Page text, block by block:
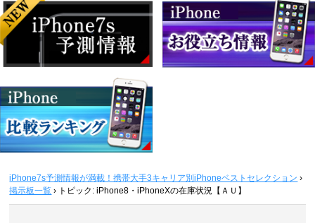
iPhone7s予測情報が満載！携帯大手3キャリア別iPhoneベストセレクション ›
掲示板一覧 › トピック: iPhone8・iPhoneXの在庫状況【ＡＵ】